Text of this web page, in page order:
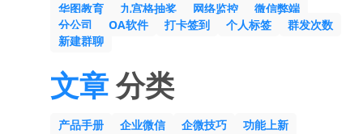
华图教育 九宫格抽奖 网络监控
微信弊端
分公司
OA软件 打卡签到 个人标签
群发次数
新建群聊
文章分类
产品手册 企业微信 企微技巧
功能上新